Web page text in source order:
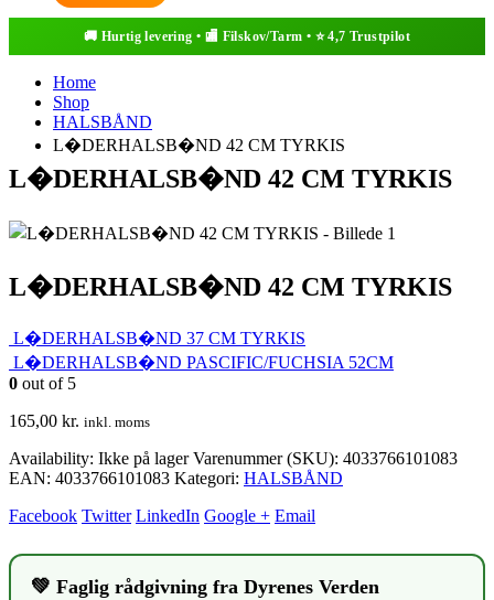
Home
Shop
HALSBÅND
L�DERHALSB�ND 42 CM TYRKIS
L�DERHALSB�ND 42 CM TYRKIS
L�DERHALSB�ND 42 CM TYRKIS
L�DERHALSB�ND 37 CM TYRKIS
L�DERHALSB�ND PASCIFIC/FUCHSIA 52CM
0 out of 5
165,00 kr. inkl. moms
Availability: Ikke på lager Varenummer (SKU): 4033766101083
EAN: 4033766101083 Kategori: HALSBÅND
Facebook Twitter LinkedIn Google + Email
💚 Faglig rådgivning fra Dyrenes Verden